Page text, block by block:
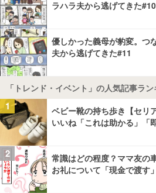
ラハラ夫から逃げてきた#10
優しかった義母が豹変。つ
夫から逃げてきた#11
「トレンド・イベント」の人気記事ラ
1
ベビー靴の持ち歩き【セリ
いいね「これは助かる」「
2
常識はどの程度？ママ友の
お礼について「現金で渡す